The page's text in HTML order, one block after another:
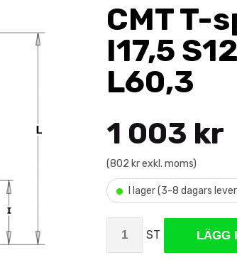
CMT T-
I17,5
L60,3
1 003 kr
(802 kr exkl. moms)
• I lager (3-8 dagars
ST LÄGG